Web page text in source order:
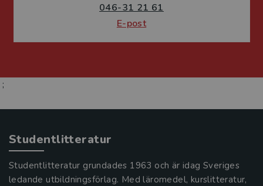
046-31 21 61
E-post
;
Studentlitteratur
Studentlitteratur grundades 1963 och är idag Sveriges
ledande utbildningsförlag. Med läromedel, kurslitteratur,